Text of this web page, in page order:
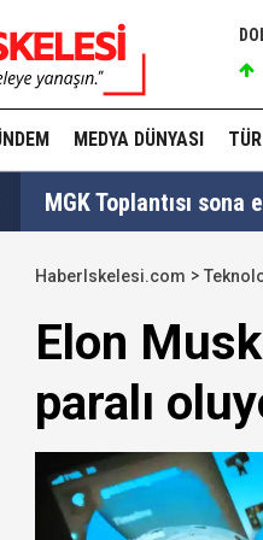
MEDYA DÜNYASI
MGK Toplantısı
İzmit Belediyesi'nde
Tahir Sarıkaya'nın
Hakkında fezleke
Devlet Bahçeli'den
HaberIskelesi.com
Elon
paralı